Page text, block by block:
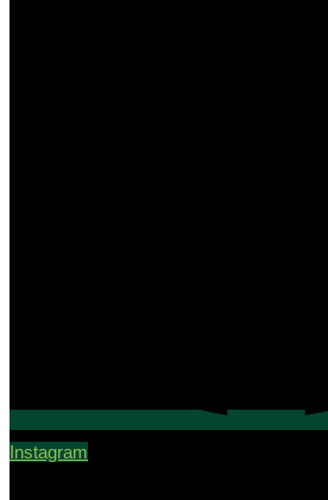
Instagram